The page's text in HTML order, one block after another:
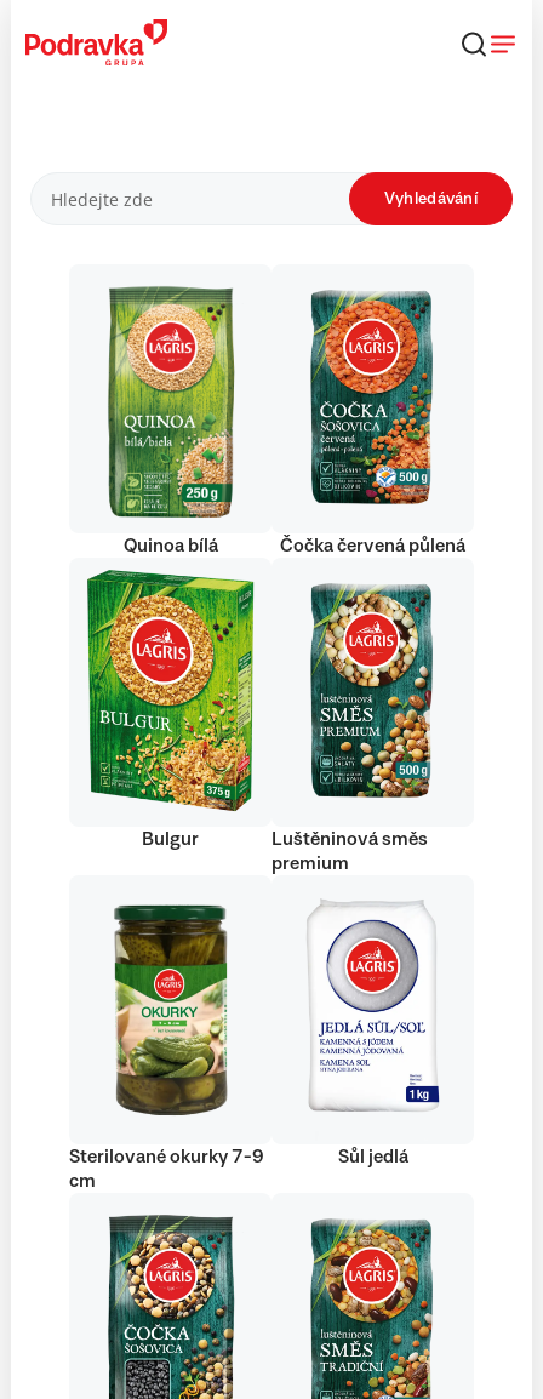
obsahu
Produkty Vyhledávání
Quinoa bílá Čočka červená půlená
Bulgur
Luštěninová směs
premium
Sterilované okurky 7-9
cm
Sůl jedlá